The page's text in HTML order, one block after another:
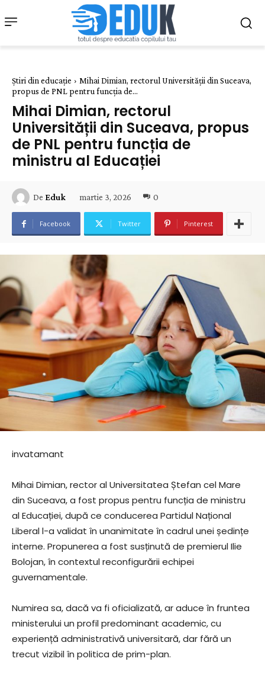
Știri din educație
Mihai Dimian, rectorul Universității din Suceava,
propus de PNL pentru funcția de...
Mihai Dimian, rectorul
Universității din Suceava, propus
de PNL pentru funcția de
ministru al Educației
De Eduk martie 3, 2026 0
Facebook Twitter Pinterest
invatamant
Mihai Dimian, rector alUniversitatea Ștefan cel Mare
din Suceava, a fost propus pentru funcția de ministru
al Educației, după ce conducerea Partidul Național
Liberall-a validat în unanimitate în cadrul unei ședințe
interne. Propunerea a fost susținută de premierulIlie
Bolojan, în contextul reconfigurării echipei
guvernamentale.
Numirea sa, dacă va fi oficializată, ar aduce în fruntea
ministerului un profil predominant academic, cu
experiență administrativă universitară, dar fără un
trecut vizibil în politica de prim-plan.